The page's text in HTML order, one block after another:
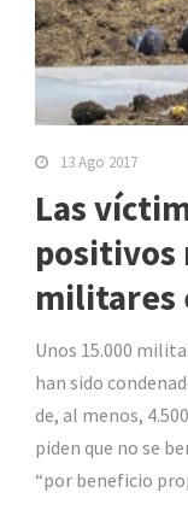
13 Ago 2017
Las
positivos
militares
Unos 15.000
han sido
de, al menos,
piden que no se
“por beneficio